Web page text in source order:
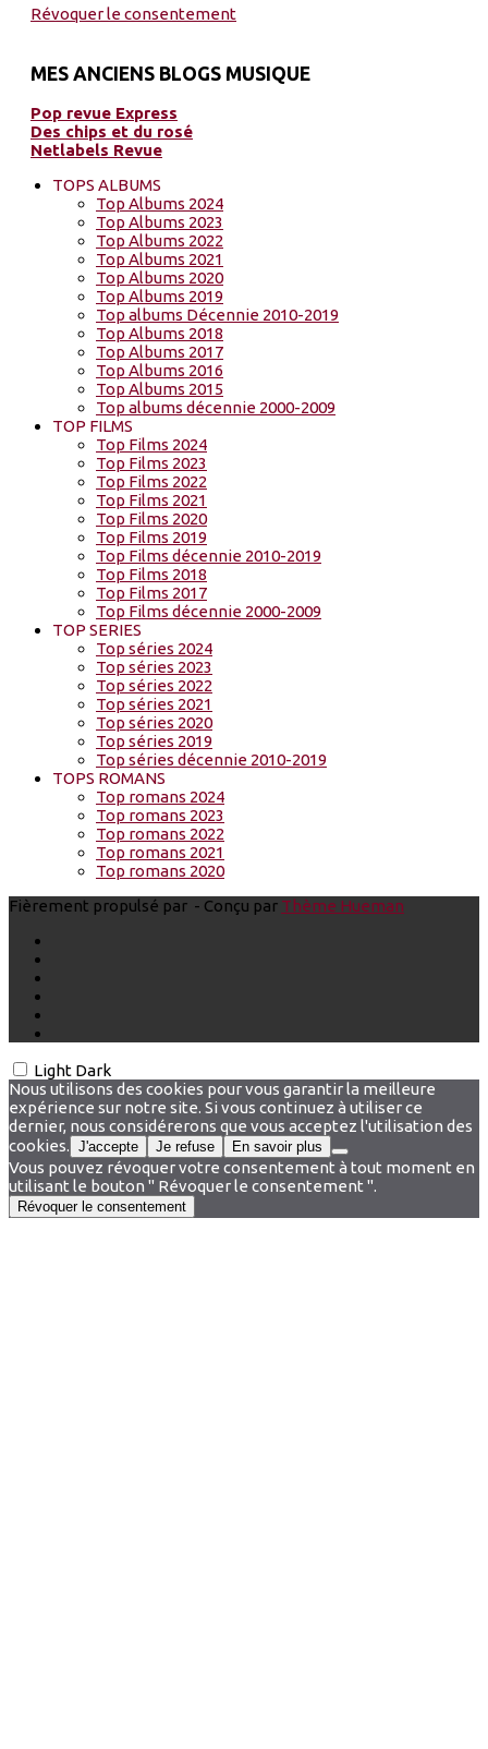
Révoquer le consentement
MES ANCIENS BLOGS MUSIQUE
Pop revue Express
Des chips et du rosé
Netlabels Revue
TOPS ALBUMS
Top Albums 2024
Top Albums 2023
Top Albums 2022
Top Albums 2021
Top Albums 2020
Top Albums 2019
Top albums Décennie 2010-2019
Top Albums 2018
Top Albums 2017
Top Albums 2016
Top Albums 2015
Top albums décennie 2000-2009
TOP FILMS
Top Films 2024
Top Films 2023
Top Films 2022
Top Films 2021
Top Films 2020
Top Films 2019
Top Films décennie 2010-2019
Top Films 2018
Top Films 2017
Top Films décennie 2000-2009
TOP SERIES
Top séries 2024
Top séries 2023
Top séries 2022
Top séries 2021
Top séries 2020
Top séries 2019
Top séries décennie 2010-2019
TOPS ROMANS
Top romans 2024
Top romans 2023
Top romans 2022
Top romans 2021
Top romans 2020
Fièrement propulsé par - Conçu par Thème Hueman
Light Dark
Nous utilisons des cookies pour vous garantir la meilleure
expérience sur notre site. Si vous continuez à utiliser ce
dernier, nous considérerons que vous acceptez l'utilisation des
cookies. J'accepte Je refuse En savoir plus
Vous pouvez révoquer votre consentement à tout moment en
utilisant le bouton " Révoquer le consentement ".
Révoquer le consentement